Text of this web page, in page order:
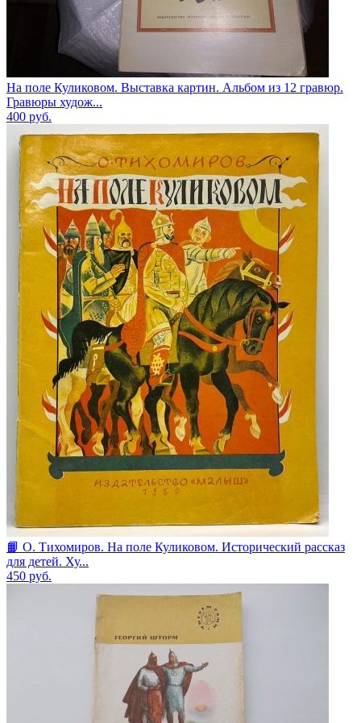
На поле Куликовом. Выставка картин. Альбом из 12 гравюр.
Гравюры худож...
400 руб.
📙 О. Тихомиров. На поле Куликовом. Исторический рассказ
для детей. Ху...
450 руб.